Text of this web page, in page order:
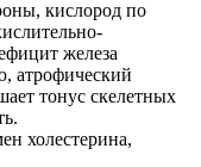
кислород по
железа
атрофический
тонус скелетных
холестерина,